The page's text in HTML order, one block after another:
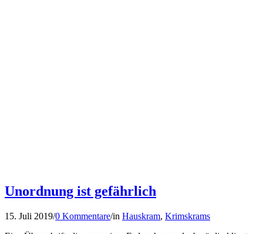
Unordnung ist gefährlich
15. Juli 2019/0 Kommentare/in Hauskram, Krimskrams